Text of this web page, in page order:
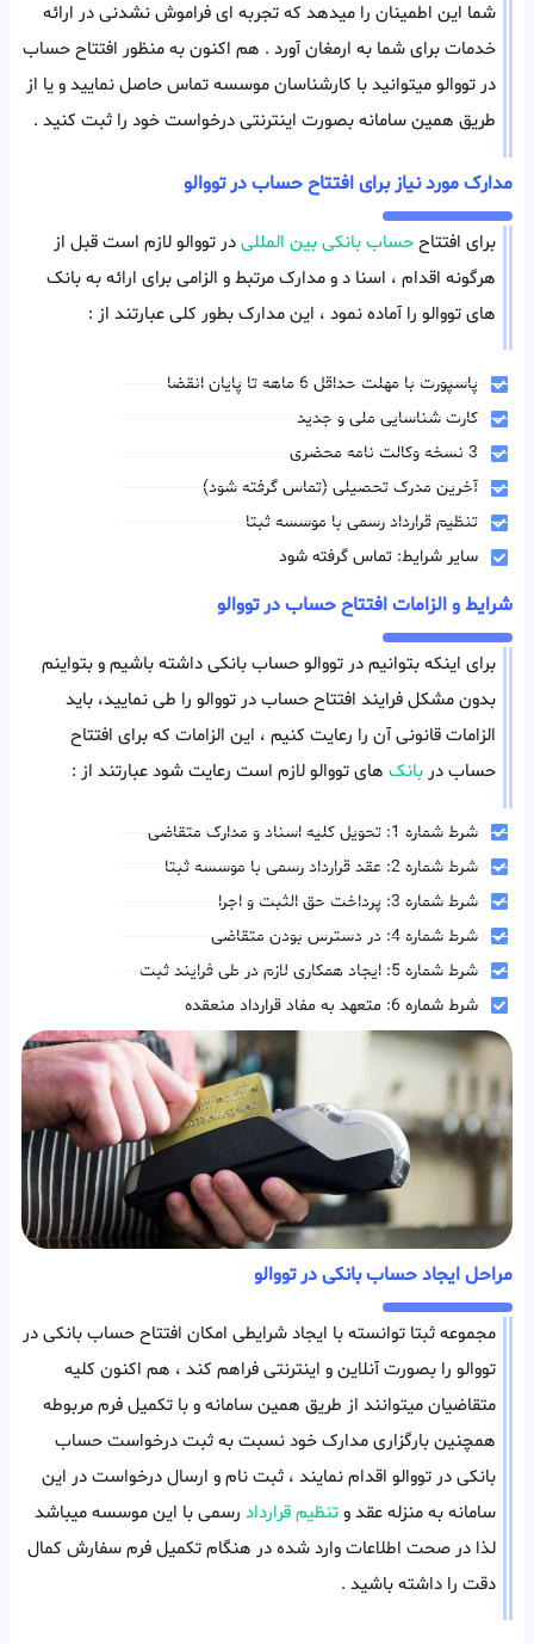
شما این اطمینان را میدهد که تجربه ای فراموش نشدنی در ارائه
خدمات برای شما به ارمغان آورد . هم اکنون به منظور افتتاح حساب
در تووالو میتوانید با کارشناسان موسسه تماس حاصل نمایید و یا از
طریق همین سامانه بصورت اینترنتی درخواست خود را ثبت کنید .
مدارک مورد نیاز برای افتتاح حساب در تووالو
برای افتتاححساب بانکی بین المللیدر تووالو لازم است قبل از
هرگونه اقدام ، اسنا د و مدارک مرتبط و الزامی برای ارائه به بانک
های تووالو را آماده نمود ، این مدارک بطور کلی عبارتند از :
پاسپورت با مهلت حداقل 6 ماهه تا پایان انقضا
کارت شناسایی ملی و جدید
3 نسخه وکالت نامه محضری
آخرین مدرک تحصیلی (تماس گرفته شود)
تنظیم قرارداد رسمی با موسسه ثبتا
سایر شرایط: تماس گرفته شود
شرایط و الزامات افتتاح حساب در تووالو
برای اینکه بتوانیم در تووالو حساب بانکی داشته باشیم و بتواینم
بدون مشکل فرایند افتتاح حساب در تووالو را طی نمایید، باید
الزامات قانونی آن را رعایت کنیم ، این الزامات که برای افتتاح
حساب در بانک های تووالو لازم است رعایت شود عبارتند از :
شرط شماره 1: تحویل کلیه اسناد و مدارک متقاضی
شرط شماره 2: عقد قرارداد رسمی با موسسه ثبتا
شرط شماره 3: پرداخت حق الثبت و اجرا
شرط شماره 4: در دسترس بودن متقاضی
شرط شماره 5: ایجاد همکاری لازم در طی فرایند ثبت
شرط شماره 6: متعهد به مفاد قرارداد منعقده
مراحل ایجاد حساب بانکی در تووالو
مجموعه ثبتا توانسته با ایجاد شرایطی امکان افتتاح حساب بانکی در
تووالو را بصورت آنلاین و اینترنتی فراهم کند ، هم اکنون کلیه
متقاضیان میتوانند از طریق همین سامانه و با تکمیل فرم مربوطه
همچنین بارگزاری مدارک خود نسبت به ثبت درخواست حساب
بانکی در تووالو اقدام نمایند ، ثبت نام و ارسال درخواست در این
سامانه به منزله عقد وتنظیم قرارداد رسمی با این موسسه میباشد
لذا در صحت اطلاعات وارد شده در هنگام تکمیل فرم سفارش کمال
دقت را داشته باشید .